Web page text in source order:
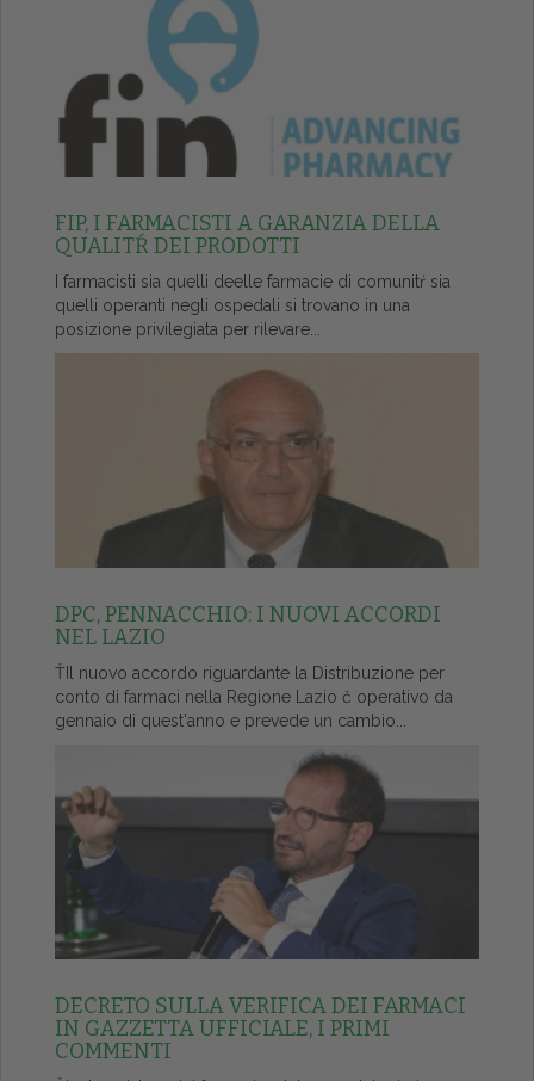
FIP, I FARMACISTI A GARANZIA DELLA
QUALITŔ DEI PRODOTTI
I farmacisti sia quelli deelle farmacie di comunitŕ sia
quelli operanti negli ospedali si trovano in una
posizione privilegiata per rilevare...
DPC, PENNACCHIO: I NUOVI ACCORDI
NEL LAZIO
ŤIl nuovo accordo riguardante la Distribuzione per
conto di farmaci nella Regione Lazio č operativo da
gennaio di quest'anno e prevede un cambio...
DECRETO SULLA VERIFICA DEI FARMACI
IN GAZZETTA UFFICIALE, I PRIMI
COMMENTI